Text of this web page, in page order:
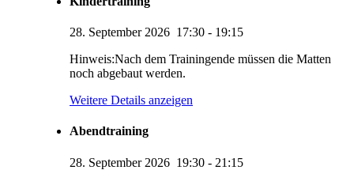
28. September 2026 17:30 - 19:15
Hinweis:Nach dem Trainingende müssen die Matten
noch abgebaut werden.
Weitere Details anzeigen
Abendtraining
28. September 2026 19:30 - 21:15